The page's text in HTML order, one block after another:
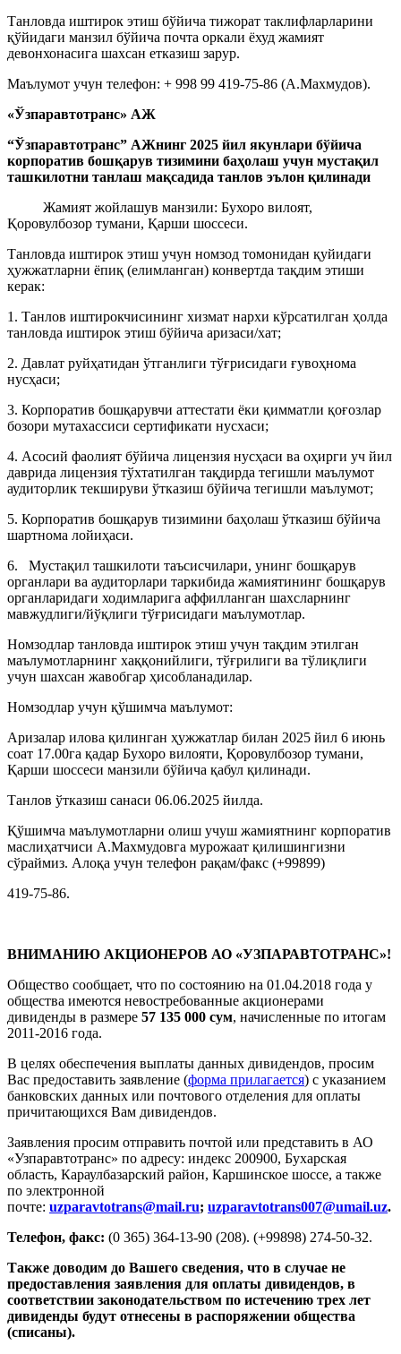
Танловда иштирок этиш бўйича тижорат таклифларларини
қўйидаги манзил бўйича почта оркали ёхуд жамият
девонхонасига шахсан етказиш зарур.
Маълумот учун телефон: + 998 99 419-75-86 (А.Махмудов).
«Ўзпаравтотранс» АЖ
“Ўзпаравтотранс” АЖнинг 2025 йил якунлари бўйича
корпоратив бошқарув тизимини баҳолаш учун мустақил
ташкилотни танлаш мақсадида танлов эълон қилинади
Жамият жойлашув манзили: Бухоро вилоят,
Қоровулбозор тумани, Қарши шоссеси.
Танловда иштирок этиш учун номзод томонидан қуйидаги
ҳужжатларни ёпиқ (елимланган) конвертда тақдим этиши
керак:
1. Танлов иштирокчисининг хизмат нархи кўрсатилган ҳолда
танловда иштирок этиш бўйича аризаси/хат;
2. Давлат руйҳатидан ўтганлиги тўғрисидаги ғувоҳнома
нусҳаси;
3. Корпоратив бошқарувчи аттестати ёки қимматли қоғозлар
бозори мутахассиси сертификати нусхаси;
4. Асосий фаолият бўйича лицензия нусҳаси ва оҳирги уч йил
даврида лицензия тўхтатилган тақдирда тегишли маълумот
аудиторлик текшируви ўтказиш бўйича тегишли маълумот;
5. Корпоратив бошқарув тизимини баҳолаш ўтказиш бўйича
шартнома лойиҳаси.
6. Мустақил ташкилоти таъсисчилари, унинг бошқарув
органлари ва аудиторлари таркибида жамиятининг бошқарув
органларидаги ходимларига аффилланган шахсларнинг
мавжудлиги/йўқлиги тўғрисидаги маълумотлар.
Номзодлар танловда иштирок этиш учун тақдим этилган
маълумотларнинг хаққонийлиги, тўғрилиги ва тўлиқлиги
учун шахсан жавобгар ҳисобланадилар.
Номзодлар учун қўшимча маълумот:
Аризалар илова қилинган ҳужжатлар билан 2025 йил 6 июнь
соат 17.00га қадар Бухоро вилояти, Қоровулбозор тумани,
Қарши шоссеси манзили бўйича қабул қилинади.
Танлов ўтказиш санаси 06.06.2025 йилда.
Қўшимча маълумотларни олиш учуш жамиятнинг корпоратив
маслиҳатчиси А.Махмудовга мурожаат қилишингизни
сўраймиз. Алоқа учун телефон рақам/факс (+99899)
419-75-86.
ВНИМАНИЮ АКЦИОНЕРОВ АО «УЗПАРАВТОТРАНС»!
Общество сообщает, что по состоянию на 01.04.2018 года у
общества имеются невостребованные акционерами
дивиденды в размере 57 135 000 сум, начисленные по итогам
2011-2016 года.
В целях обеспечения выплаты данных дивидендов, просим
Вас предоставить заявление (форма прилагается) с указанием
банковских данных или почтового отделения для оплаты
причитающихся Вам дивидендов.
Заявления просим отправить почтой или представить в АО
«Узпаравтотранс» по адресу: индекс 200900, Бухарская
область, Караулбазарский район, Каршинское шоссе, а также
по электронной
почте: uzparavtotrans@mail.ru; uzparavtotrans007@umail.uz.
Телефон, факс: (0 365) 364-13-90 (208). (+99898) 274-50-32.
Также доводим до Вашего сведения, что в случае не
предоставления заявления для оплаты дивидендов, в
соответствии законодательством по истечению трех лет
дивиденды будут отнесены в распоряжении общества
(списаны).